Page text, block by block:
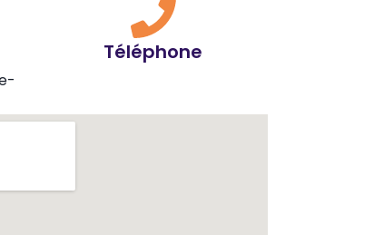
Téléphone